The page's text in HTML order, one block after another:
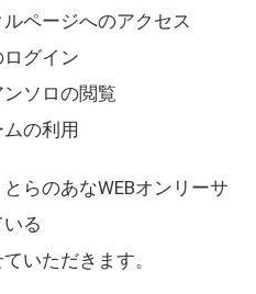
ページへのアクセス
ログイン
ンソロの閲覧
の利用
らのあなWEBオンリーサ
る
いただきます。